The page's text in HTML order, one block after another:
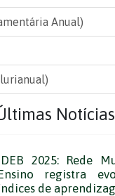
Anual)
Notícias
2025: Rede
registra
de